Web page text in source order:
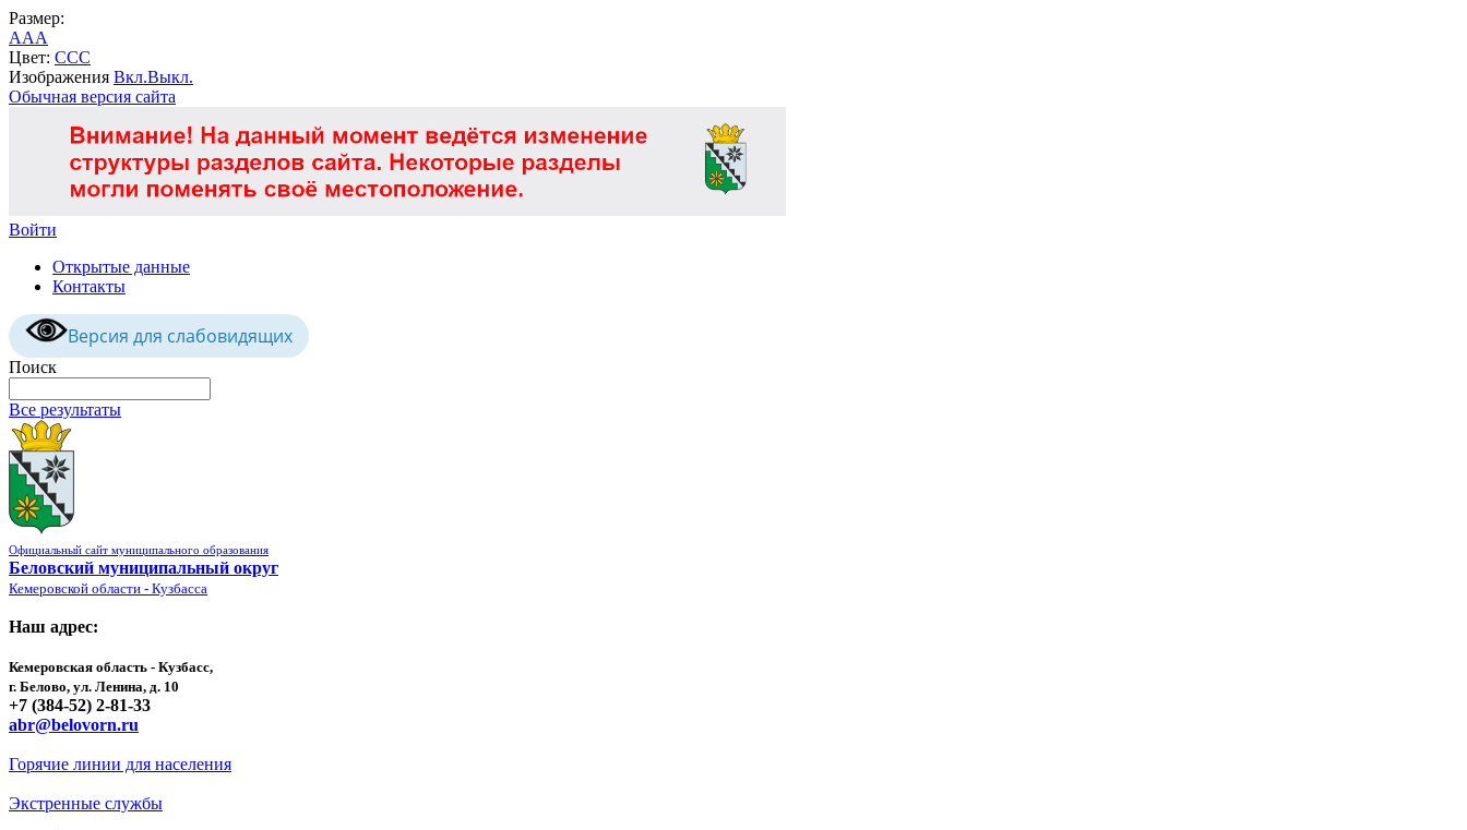
Размер:
AAA
Цвет: CCC
Изображения Вкл.Выкл.
Обычная версия сайта
Войти
Открытые данные
Контакты
Версия для слабовидящих
Поиск
Все результаты
Официальный сайт муниципального образования
Беловский муниципальный округ
Кемеровской области - Кузбасса
Наш адрес:
Кемеровская область - Кузбасс,
г. Белово, ул. Ленина, д. 10
+7 (384-52) 2-81-33
abr@belovorn.ru
Горячие линии для населения
Экстренные службы